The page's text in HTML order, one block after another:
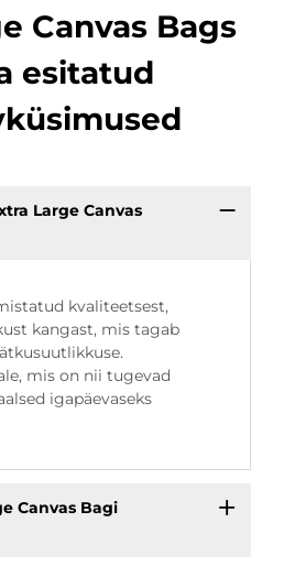
Canvas Bags
esitatud
Large Canvas
kvaliteetsest,
kangast, mis tagab
mis on nii tugevad
igapäevaseks
Canvas Bagi